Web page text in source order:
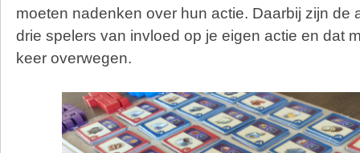
moeten nadenken over hun actie. Daarbij zijn de
drie spelers van invloed op je eigen actie en dat
keer overwegen.